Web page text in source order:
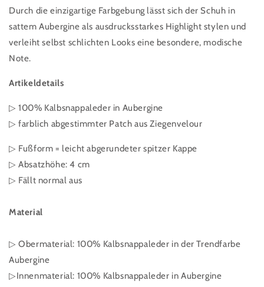
Durch die einzigartige Farbgebung lässt sich der Schuh in
sattem Aubergine als ausdrucksstarkes Highlight stylen und
verleiht selbst schlichten Looks eine besondere, modische
Note.
Artikeldetails
▷ 100% Kalbsnappaleder in Aubergine
▷ farblich abgestimmter Patch aus Ziegenvelour
▷ Fußform = leicht abgerundeter spitzer Kappe
▷ Absatzhöhe: 4 cm
▷ Fällt normal aus
Material
▷ Obermaterial: 100% Kalbsnappaleder in der Trendfarbe
Aubergine
▷Innenmaterial: 100% Kalbsnappaleder in Aubergine